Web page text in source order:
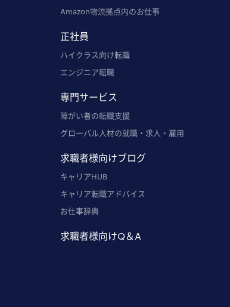
Amazon物流拠点内のお仕事
正社員
ハイクラス向け転職
エンジニア転職
専門サービス
障がい者の転職支援
グローバル人材の就職・求人・雇用
求職者様向けブログ
キャリアHUB
キャリア転職アドバイス
お仕事辞典
求職者様向けQ＆A